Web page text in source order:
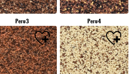
Peru3 Peru4